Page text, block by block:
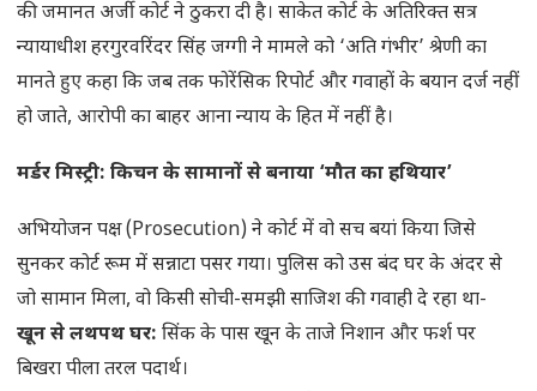
की जमानत अर्जी कोर्ट ने ठुकरा दी है। साकेत कोर्ट के अतिरिक्त सत्र
न्यायाधीश हरगुरवरिंदर सिंह जग्गी ने मामले को ‘अति गंभीर’ श्रेणी का
मानते हुए कहा कि जब तक फोरेंसिक रिपोर्ट और गवाहों के बयान दर्ज नहीं
हो जाते, आरोपी का बाहर आना न्याय के हित में नहीं है।
मर्डर मिस्ट्री: किचन के सामानों से बनाया ‘मौत का हथियार’
अभियोजन पक्ष (Prosecution) ने कोर्ट में वो सच बयां किया जिसे
सुनकर कोर्ट रूम में सन्नाटा पसर गया। पुलिस को उस बंद घर के अंदर से
जो सामान मिला, वो किसी सोची-समझी साजिश की गवाही दे रहा था-
खून से लथपथ घर: सिंक के पास खून के ताजे निशान और फर्श पर
बिखरा पीला तरल पदार्थ।